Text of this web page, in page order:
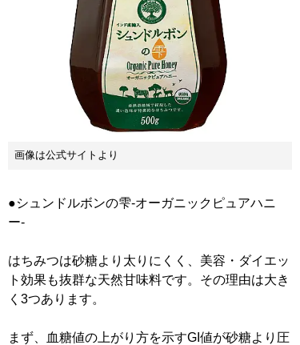
画像は公式サイトより
●シュンドルボンの雫-オーガニックピュアハニ
ー-
はちみつは砂糖より太りにくく、美容・ダイエッ
ト効果も抜群な天然甘味料です。その理由は大き
く3つあります。
まず、血糖値の上がり方を示すGI値が砂糖より圧